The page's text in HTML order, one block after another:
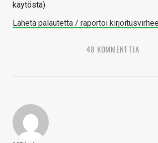
käytöstä)
Lähetä palautetta / raportoi
48 KOMMENTTIA